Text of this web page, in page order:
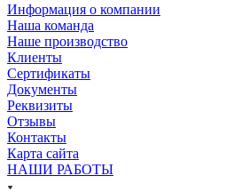
Информация о компании
Наша команда
Наше производство
Клиенты
Сертификаты
Документы
Реквизиты
Отзывы
Контакты
Карта сайта
НАШИ РАБОТЫ